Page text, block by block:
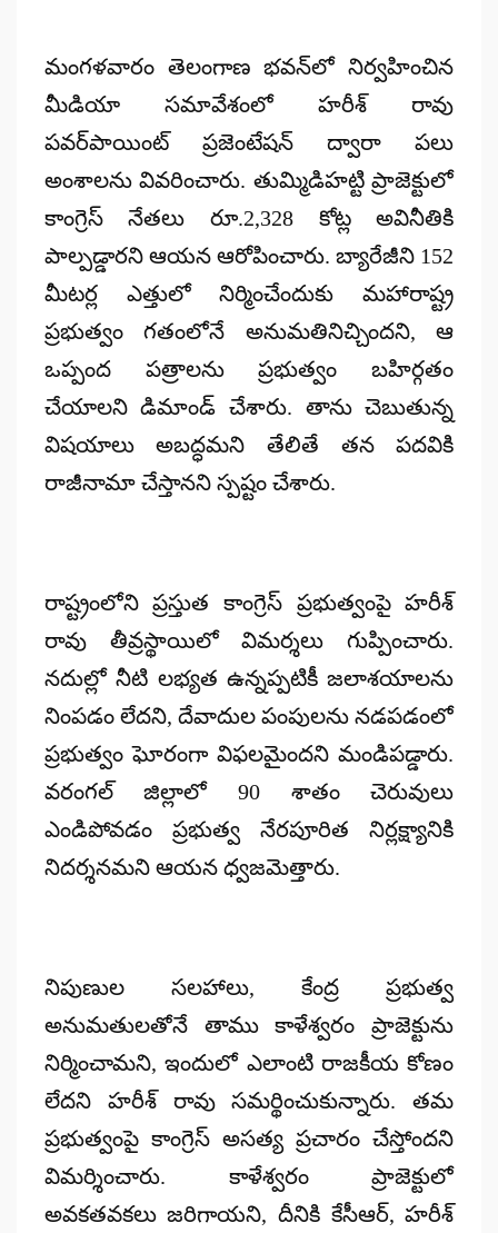
మంగళవారం తెలంగాణ భవన్‌లో నిర్వహించిన
మీడియా సమావేశంలో హరీశ్ రావు
పవర్‌పాయింట్ ప్రజెంటేషన్ ద్వారా పలు
అంశాలను వివరించారు. తుమ్మిడిహట్టి ప్రాజెక్టులో
కాంగ్రెస్ నేతలు రూ.2,328 కోట్ల అవినీతికి
పాల్పడ్డారని ఆయన ఆరోపించారు. బ్యారేజీని 152
మీటర్ల ఎత్తులో నిర్మించేందుకు మహారాష్ట్ర
ప్రభుత్వం గతంలోనే అనుమతినిచ్చిందని, ఆ
ఒప్పంద పత్రాలను ప్రభుత్వం బహిర్గతం
చేయాలని డిమాండ్ చేశారు. తాను చెబుతున్న
విషయాలు అబద్ధమని తేలితే తన పదవికి
రాజీనామా చేస్తానని స్పష్టం చేశారు.
రాష్ట్రంలోని ప్రస్తుత కాంగ్రెస్ ప్రభుత్వంపై హరీశ్
రావు తీవ్రస్థాయిలో విమర్శలు గుప్పించారు.
నదుల్లో నీటి లభ్యత ఉన్నప్పటికీ జలాశయాలను
నింపడం లేదని, దేవాదుల పంపులను నడపడంలో
ప్రభుత్వం ఘోరంగా విఫలమైందని మండిపడ్డారు.
వరంగల్ జిల్లాలో 90 శాతం చెరువులు
ఎండిపోవడం ప్రభుత్వ నేరపూరిత నిర్లక్ష్యానికి
నిదర్శనమని ఆయన ధ్వజమెత్తారు.
నిపుణుల సలహాలు, కేంద్ర ప్రభుత్వ
అనుమతులతోనే తాము కాళేశ్వరం ప్రాజెక్టును
నిర్మించామని, ఇందులో ఎలాంటి రాజకీయ కోణం
లేదని హరీశ్ రావు సమర్థించుకున్నారు. తమ
ప్రభుత్వంపై కాంగ్రెస్ అసత్య ప్రచారం చేస్తోందని
విమర్శించారు. కాళేశ్వరం ప్రాజెక్టులో
అవకతవకలు జరిగాయని, దీనికి కేసీఆర్, హరీశ్